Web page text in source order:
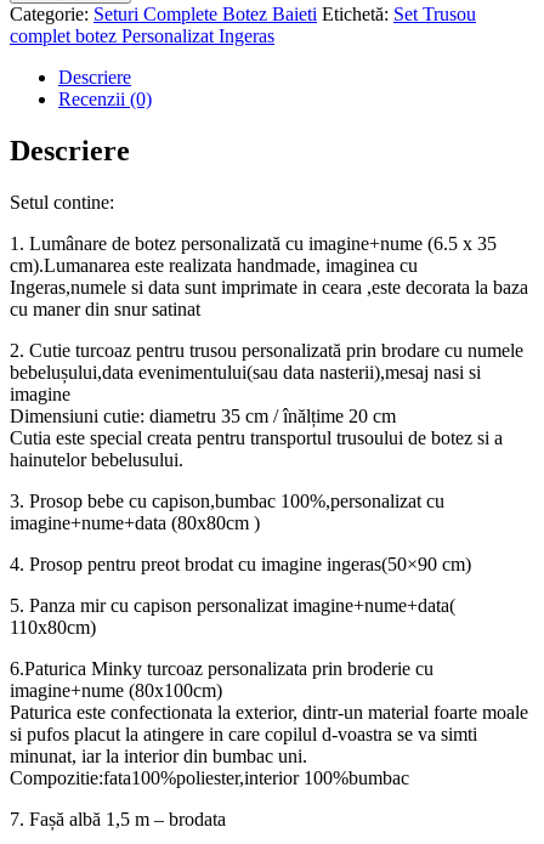
Categorie: Seturi Complete Botez Baieti Etichetă: Set Trusou
complet botez Personalizat Ingeras
Descriere
Recenzii (0)
Descriere
Setul contine:
1. Lumânare de botez personalizată cu imagine+nume (6.5 x 35
cm).Lumanarea este realizata handmade, imaginea cu
Ingeras,numele si data sunt imprimate in ceara ,este decorata la baza
cu maner din snur satinat
2. Cutie turcoaz pentru trusou personalizată prin brodare cu numele
bebelușului,data evenimentului(sau data nasterii),mesaj nasi si
imagine
Dimensiuni cutie: diametru 35 cm / înălțime 20 cm
Cutia este special creata pentru transportul trusoului de botez si a
hainutelor bebelusului.
3. Prosop bebe cu capison,bumbac 100%,personalizat cu
imagine+nume+data (80x80cm )
4. Prosop pentru preot brodat cu imagine ingeras(50×90 cm)
5. Panza mir cu capison personalizat imagine+nume+data(
110x80cm)
6.Paturica Minky turcoaz personalizata prin broderie cu
imagine+nume (80x100cm)
Paturica este confectionata la exterior, dintr-un material foarte moale
si pufos placut la atingere in care copilul d-voastra se va simti
minunat, iar la interior din bumbac uni.
Compozitie:fata100%poliester,interior 100%bumbac
7. Fașă albă 1,5 m – brodata